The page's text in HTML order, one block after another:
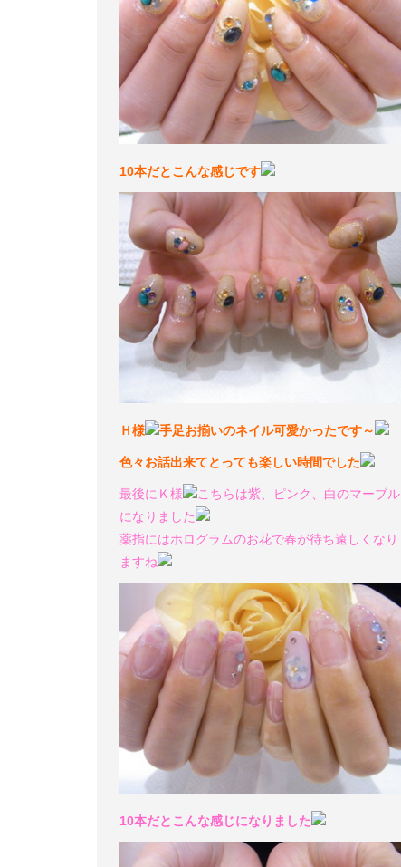
10本だとこんな感じです
Ｈ様 手足お揃いのネイル可愛かったです～
色々お話出来てとっても楽しい時間でした
最後にＫ様
こちらは紫、ピンク、白のマーブル
になりました
薬指にはホログラムのお花で春が待ち遠しくなり
ますね
10本だとこんな感じになりました